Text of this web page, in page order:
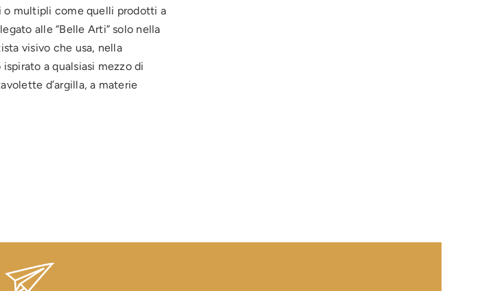
o multipli come quelli prodotti a
alle “Belle Arti” solo nella
visivo che usa, nella
a qualsiasi mezzo di
d’argilla, a materie